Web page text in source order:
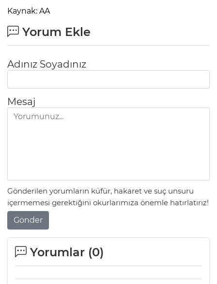
Kaynak: AA
Yorum Ekle
Adınız Soyadınız
Mesaj
Gönderilen yorumların küfür, hakaret ve suç unsuru
içermemesi gerektiğini okurlarımıza önemle hatırlatırız!
Gönder
Yorumlar (0)